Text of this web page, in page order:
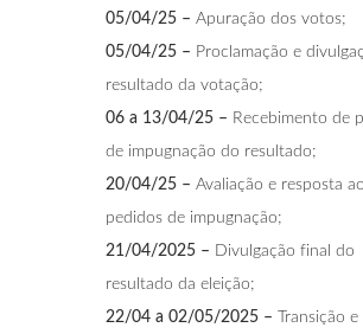
05/04/25 – Apuração dos votos;
05/04/25 – Proclamação e
resultado da votação;
06 a 13/04/25 – Recebimento de
de impugnação do resultado;
20/04/25 – Avaliação e resposta
pedidos de impugnação;
21/04/2025 – Divulgação final do
resultado da eleição;
22/04 a 02/05/2025 – Transição e